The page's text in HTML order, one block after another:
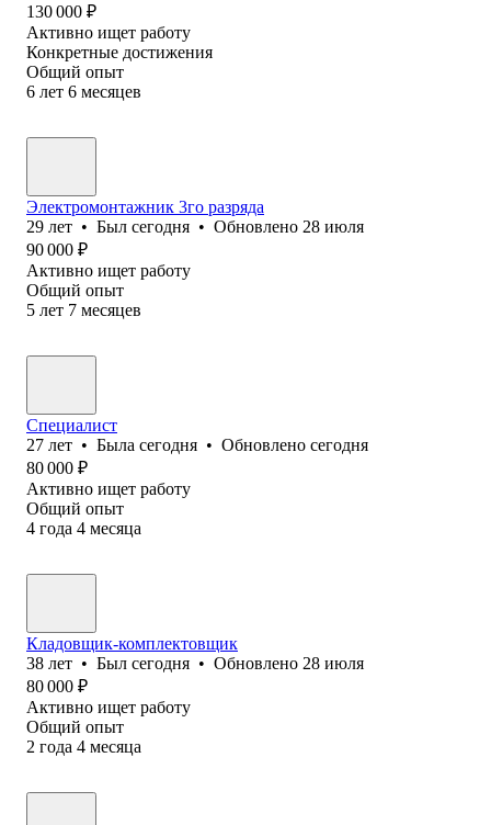
130 000 ₽
Активно ищет работу
Конкретные достижения
Общий опыт
6 лет 6 месяцев
Электромонтажник 3го разряда
29 лет • Был сегодня • Обновлено 28 июля
90 000 ₽
Активно ищет работу
Общий опыт
5 лет 7 месяцев
Специалист
27 лет • Была сегодня • Обновлено сегодня
80 000 ₽
Активно ищет работу
Общий опыт
4 года 4 месяца
Кладовщик-комплектовщик
38 лет • Был сегодня • Обновлено 28 июля
80 000 ₽
Активно ищет работу
Общий опыт
2 года 4 месяца